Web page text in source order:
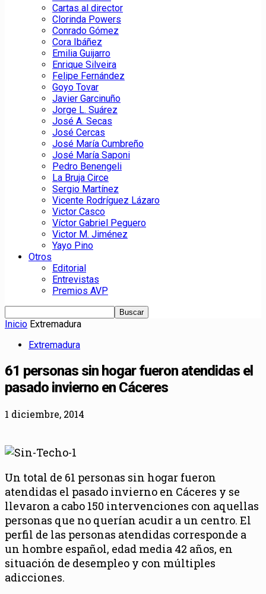
Cartas al director
Clorinda Powers
Conrado Gómez
Cora Ibáñez
Emilia Guijarro
Enrique Silveira
Felipe Fernández
Goyo Tovar
Javier Garcinuño
Jorge L. Suárez
José A. Secas
José Cercas
José María Cumbreño
José María Saponi
Pedro Benengeli
La Bruja Circe
Sergio Martínez
Vicente Rodríguez Lázaro
Victor Casco
Víctor Gabriel Peguero
Victor M. Jiménez
Yayo Pino
Otros
Editorial
Entrevistas
Premios AVP
Inicio Extremadura
Extremadura
61 personas sin hogar fueron atendidas el
pasado invierno en Cáceres
1 diciembre, 2014
Un total de 61 personas sin hogar fueron
atendidas el pasado invierno en Cáceres y se
llevaron a cabo 150 intervenciones con aquellas
personas que no querían acudir a un centro. El
perfil de las personas atendidas corresponde a
un hombre español, edad media 42 años, en
situación de desempleo y con múltiples
adicciones.